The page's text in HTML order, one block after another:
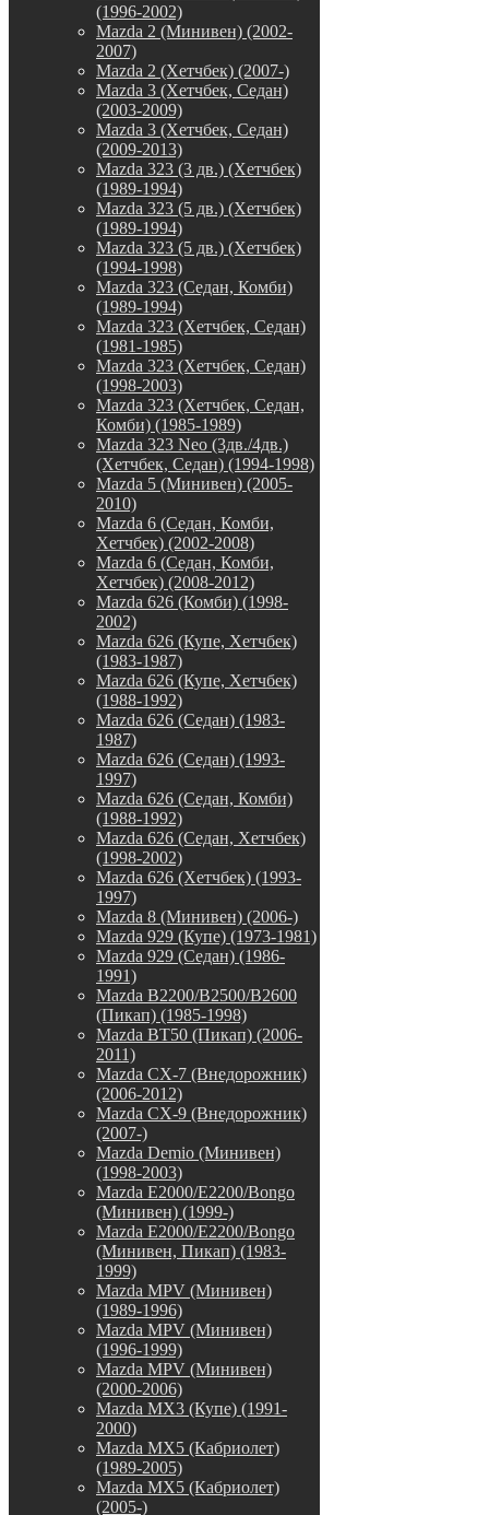
(1996-2002)
Mazda 2 (Минивен) (2002-
2007)
Mazda 2 (Хетчбек) (2007-)
Mazda 3 (Хетчбек, Седан)
(2003-2009)
Mazda 3 (Хетчбек, Седан)
(2009-2013)
Mazda 323 (3 дв.) (Хетчбек)
(1989-1994)
Mazda 323 (5 дв.) (Хетчбек)
(1989-1994)
Mazda 323 (5 дв.) (Хетчбек)
(1994-1998)
Mazda 323 (Седан, Комби)
(1989-1994)
Mazda 323 (Хетчбек, Седан)
(1981-1985)
Mazda 323 (Хетчбек, Седан)
(1998-2003)
Mazda 323 (Хетчбек, Седан,
Комби) (1985-1989)
Mazda 323 Neo (3дв./4дв.)
(Хетчбек, Седан) (1994-1998)
Mazda 5 (Минивен) (2005-
2010)
Mazda 6 (Седан, Комби,
Хетчбек) (2002-2008)
Mazda 6 (Седан, Комби,
Хетчбек) (2008-2012)
Mazda 626 (Комби) (1998-
2002)
Mazda 626 (Купе, Хетчбек)
(1983-1987)
Mazda 626 (Купе, Хетчбек)
(1988-1992)
Mazda 626 (Седан) (1983-
1987)
Mazda 626 (Седан) (1993-
1997)
Mazda 626 (Седан, Комби)
(1988-1992)
Mazda 626 (Седан, Хетчбек)
(1998-2002)
Mazda 626 (Хетчбек) (1993-
1997)
Mazda 8 (Минивен) (2006-)
Mazda 929 (Купе) (1973-1981)
Mazda 929 (Седан) (1986-
1991)
Mazda B2200/B2500/B2600
(Пикап) (1985-1998)
Mazda BT50 (Пикап) (2006-
2011)
Mazda CX-7 (Внедорожник)
(2006-2012)
Mazda CX-9 (Внедорожник)
(2007-)
Mazda Demio (Минивен)
(1998-2003)
Mazda E2000/E2200/Bongo
(Минивен) (1999-)
Mazda E2000/E2200/Bongo
(Минивен, Пикап) (1983-
1999)
Mazda MPV (Минивен)
(1989-1996)
Mazda MPV (Минивен)
(1996-1999)
Mazda MPV (Минивен)
(2000-2006)
Mazda MX3 (Купе) (1991-
2000)
Mazda MX5 (Кабриолет)
(1989-2005)
Mazda MX5 (Кабриолет)
(2005-)